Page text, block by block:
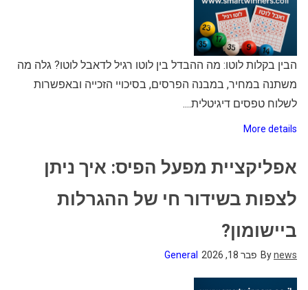
הבין בקלות לוטו: מה ההבדל בין לוטו רגיל לדאבל לוטו? גלה מה
משתנה במחיר, במבנה הפרסים, בסיכויי הזכייה ובאפשרות
לשלוח טפסים דיגיטלית....
More details
אפליקציית מפעל הפיס: איך ניתן
לצפות בשידור חי של ההגרלות
ביישומון?
Bynews פבר 18, 2026 General